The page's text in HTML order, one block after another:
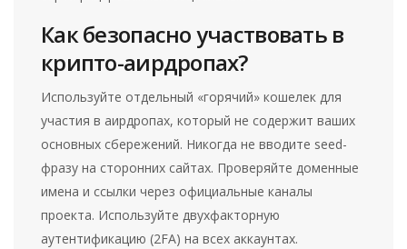
Как безопасно участвовать в
крипто-аирдропах?
Используйте отдельный «горячий» кошелек для
участия в аирдропах, который не содержит ваших
основных сбережений. Никогда не вводите seed-
фразу на сторонних сайтах. Проверяйте доменные
имена и ссылки через официальные каналы
проекта. Используйте двухфакторную
аутентификацию (2FA) на всех аккаунтах.